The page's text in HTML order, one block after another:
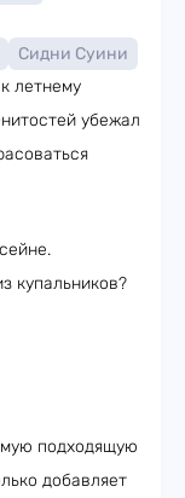
Сидни Суини
летнему
убежал
купальников?
подходящую
добавляет